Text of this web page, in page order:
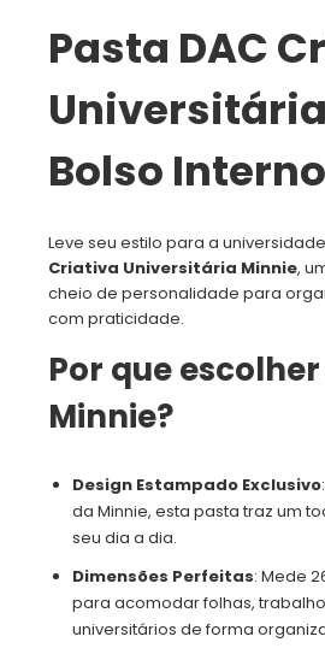
Pasta DAC
Bolso
Leve seu estilo para a
Criativa Universitária Minnie,
cheio de personalidade para
com praticidade.
Por que
Minnie?
Design Estampado Exclusivo
da Minnie, esta pasta traz um
seu dia a dia.
Dimensões Perfeitas: Mede
para acomodar folhas,
universitários de forma